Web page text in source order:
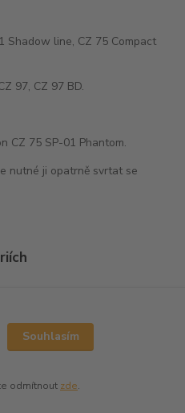
Shadow line, CZ 75 Compact
97, CZ 97 BD.
CZ 75 SP-01 Phantom.
nutné ji opatrně svrtat se
Souhlasím
odmítnout zde.